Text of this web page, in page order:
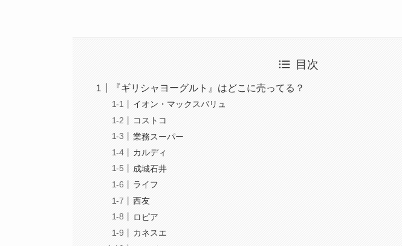
目次
『ギリシャヨーグルト』はどこに売ってる？
イオン・マックスバリュ
コストコ
業務スーパー
カルディ
成城石井
ライフ
西友
ロピア
カネスエ